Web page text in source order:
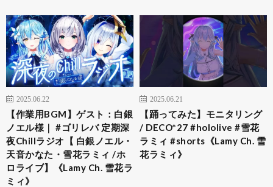
2025.06.22
【作業用BGM】ゲスト：白銀
ノエル様｜ #ゴリレバ 定期深
夜Chillラジオ【 白銀ノエル・
天音かなた・雪花ラミィ /ホ
ロライブ】《Lamy Ch. 雪花ラ
ミィ》
2025.06.21
【踊ってみた】モニタリング
/ DECO*27 #hololive #雪花
ラミィ #shorts《Lamy Ch. 雪
花ラミィ》